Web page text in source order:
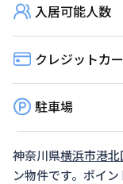
入居可能人数
クレジットカ
駐車場
神奈川県横浜市港北
ン物件です。ポイ